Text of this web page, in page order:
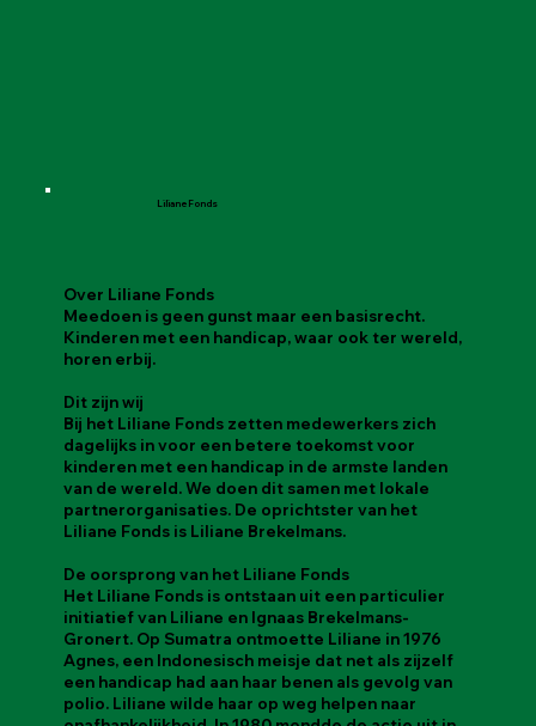
Liliane Fonds
Over Liliane Fonds
Meedoen is geen gunst maar een basisrecht.
Kinderen met een handicap, waar ook ter wereld,
horen erbij.
Dit zijn wij
Bij het Liliane Fonds zetten medewerkers zich
dagelijks in voor een betere toekomst voor
kinderen met een handicap in de armste landen
van de wereld. We doen dit samen met lokale
partnerorganisaties. De oprichtster van het
Liliane Fonds is Liliane Brekelmans.
De oorsprong van het Liliane Fonds
Het Liliane Fonds is ontstaan uit een particulier
initiatief van Liliane en Ignaas Brekelmans-
Gronert. Op Sumatra ontmoette Liliane in 1976
Agnes, een Indonesisch meisje dat net als zijzelf
een handicap had aan haar benen als gevolg van
polio. Liliane wilde haar op weg helpen naar